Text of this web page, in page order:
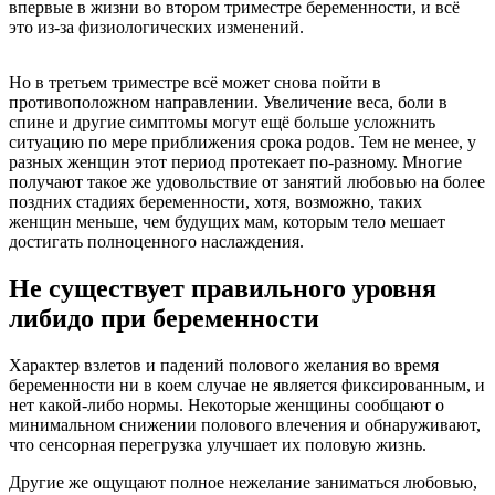
впервые в жизни во втором триместре беременности, и всё
это из-за физиологических изменений.
Но в третьем триместре всё может снова пойти в
противоположном направлении. Увеличение веса, боли в
спине и другие симптомы могут ещё больше усложнить
ситуацию по мере приближения срока родов. Тем не менее, у
разных женщин этот период протекает по-разному. Многие
получают такое же удовольствие от занятий любовью на более
поздних стадиях беременности, хотя, возможно, таких
женщин меньше, чем будущих мам, которым тело мешает
достигать полноценного наслаждения.
Не существует правильного уровня
либидо при беременности
Характер взлетов и падений полового желания во время
беременности ни в коем случае не является фиксированным, и
нет какой-либо нормы. Некоторые женщины сообщают о
минимальном снижении полового влечения и обнаруживают,
что сенсорная перегрузка улучшает их половую жизнь.
Другие же ощущают полное нежелание заниматься любовью,